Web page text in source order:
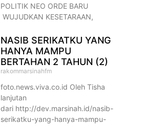
POLITIK NEO ORDE BARU
WUJUDKAN KESETARAAN,
NASIB SERIKATKU YANG
HANYA MAMPU
BERTAHAN 2 TAHUN (2)
rakommarsinahfm
foto.news.viva.co.id Oleh Tisha
lanjutan
dari http://dev.marsinah.id/nasib-
serikatku-yang-hanya-mampu-